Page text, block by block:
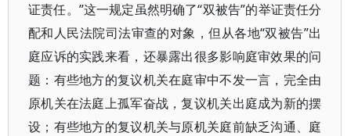
证责任。”这一规定虽然明确了“双被告”的举证责任分
配和人民法院司法审查的对象，但从各地“双被告”出
庭应诉的实践来看，还暴露出很多影响庭审效果的问
题：有些地方的复议机关在庭审中不发一言，完全由
原机关在法庭上孤军奋战，复议机关出庭成为新的摆
设；有些地方的复议机关与原机关庭前缺乏沟通、庭